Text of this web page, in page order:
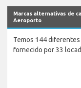
Marcas alternativas de
Aeroporto
Temos 144
fornecido por 33